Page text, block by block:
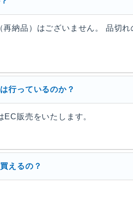
納品）はございません。 品切
行っているのか？
販売をいたします。
えるの？